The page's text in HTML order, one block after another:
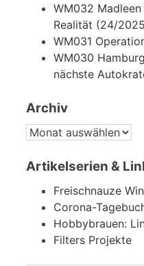
WM032
Realität (24/
WM031
WM030
nächste
Archiv
ARCHIV
Artikelserien &
Freischnauze
Corona-
Hobbybrauen:
Filters Projekte